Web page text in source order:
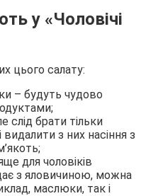
у «Чоловічі
цього салату:
– будуть чудово
слід брати тільки
видалити з них насіння з
для чоловіків
з яловичиною, можна
маслюки, так і